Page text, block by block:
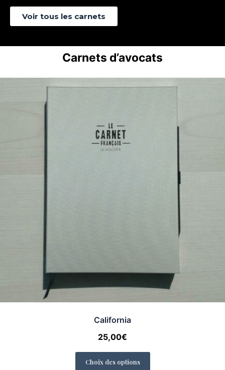
Voir tous les carnets
Carnets d’avocats
California
25,00€
Choix des options